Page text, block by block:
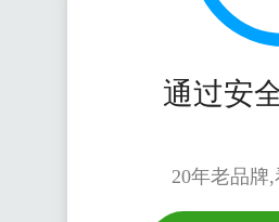
通过安
20年老品牌